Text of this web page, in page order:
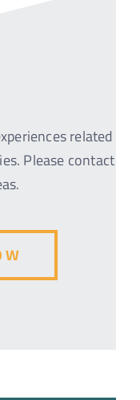
related
Please contact